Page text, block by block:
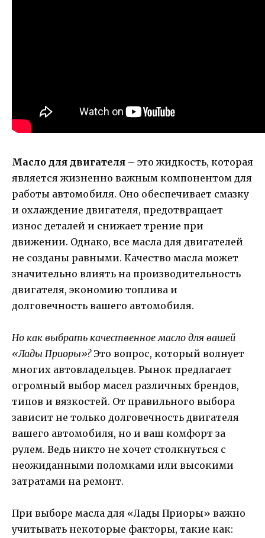
Масло для двигателя – это жидкость, которая
является жизненно важным компонентом для
работы автомобиля. Оно обеспечивает смазку
и охлаждение двигателя, предотвращает
износ деталей и снижает трение при
движении. Однако, все масла для двигателей
не созданы равными. Качество масла может
значительно влиять на производительность
двигателя, экономию топлива и
долговечность вашего автомобиля.
Но как выбрать качественное масло для вашей
«Лады Приоры»?Это вопрос, который волнует
многих автовладельцев. Рынок предлагает
огромный выбор масел различных брендов,
типов и вязкостей. От правильного выбора
зависит не только долговечность двигателя
вашего автомобиля, но и ваш комфорт за
рулем. Ведь никто не хочет столкнуться с
неожиданными поломками или высокими
затратами на ремонт.
При выборе масла для «Лады Приоры» важно
учитывать некоторые факторы, такие как: